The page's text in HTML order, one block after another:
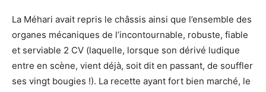
La Méhari avait repris le châssis ainsi que l’ensemble des
organes mécaniques de l’incontournable, robuste, fiable
et serviable 2 CV (laquelle, lorsque son dérivé ludique
entre en scène, vient déjà, soit dit en passant, de souffler
ses vingt bougies !). La recette ayant fort bien marché, le